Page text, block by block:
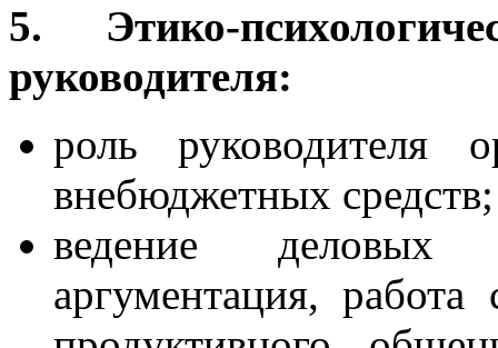
5. Этико-
руководителя:
роль руководителя
внебюджетных средств;
ведение деловых
аргументация, работа